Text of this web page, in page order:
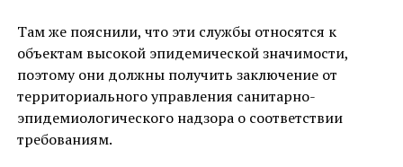
Там же пояснили, что эти службы относятся к
объектам высокой эпидемической значимости,
поэтому они должны получить заключение от
территориального управления санитарно-
эпидемиологического надзора о соответствии
требованиям.